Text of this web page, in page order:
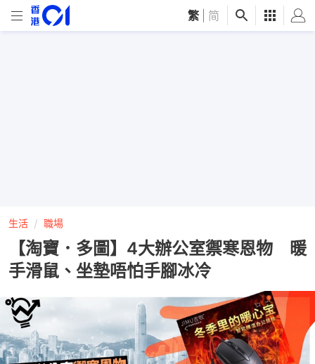
繁 简
生活 職場
【淘寶．多圖】4大辦公室禦寒恩物 暖
手滑鼠、坐墊唔怕手腳冰冷